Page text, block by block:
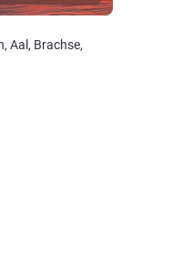
Aal, Brachse,